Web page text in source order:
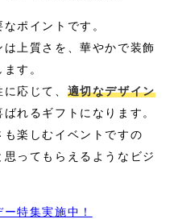
ポイントです。
上質さを、華やかで装飾
す。
応じて、 適切なデザイン
れるギフトになります。
楽しむイベントですの
ってもらえるようなビジ
特集実施中！